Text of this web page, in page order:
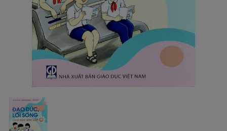
SÁCH
THIẾU
SÁCH
TIẾNG
NGOẠI
NGỮ
VPP
-